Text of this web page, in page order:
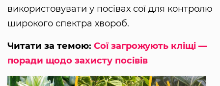
використовувати у посівах сої для контролю
широкого спектра хвороб.
Читати за темою: Сої загрожують кліщі —
поради щодо захисту посівів